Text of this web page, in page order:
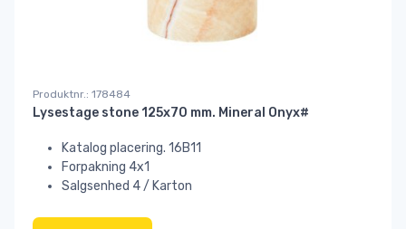
Produktnr.: 178484
Lysestage stone 125x70 mm. Mineral Onyx#
Katalog placering. 16B11
Forpakning 4x1
Salgsenhed 4 / Karton